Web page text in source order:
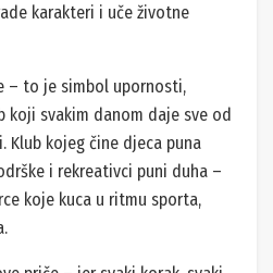
karakteri i uče životne
– to je simbol upornosti,
koji svakim danom daje sve od
Klub kojeg čine djeca puna
i rekreativci puni duha –
koje kuca u ritmu sporta,